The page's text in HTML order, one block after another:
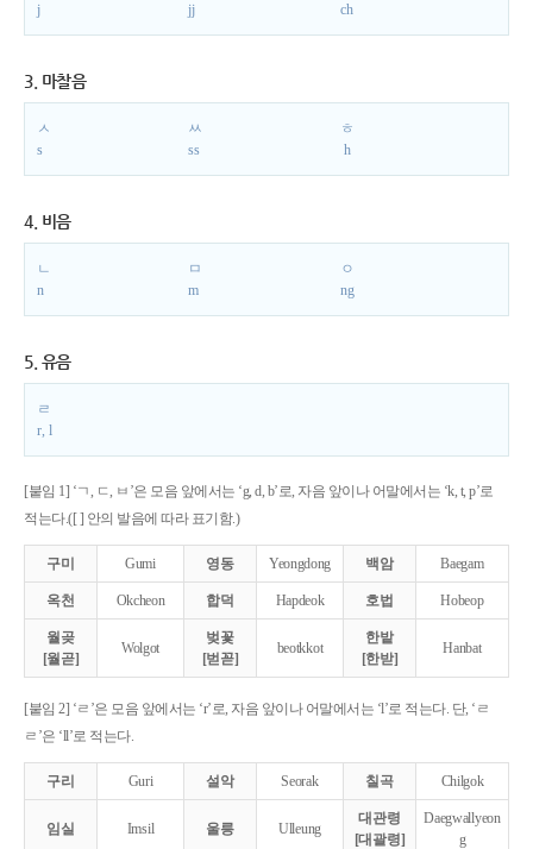
j
jj
ch
3. 마찰음
ㅅ
s
ㅆ
ss
ㅎ
h
4. 비음
ㄴ
n
ㅁ
m
ㅇ
ng
5. 유음
ㄹ
r, l
[붙임 1] ‘ㄱ, ㄷ, ㅂ’은 모음 앞에서는 ‘g, d, b’로, 자음 앞이나 어말에서는 ‘k, t, p’로
적는다.([ ] 안의 발음에 따라 표기함.)
구미 Gumi 영동 Yeongdong 백암 Baegam
옥천 Okcheon 합덕 Hapdeok 호법 Hobeop
월곶
[월곧]
Wolgot
벚꽃
[벋꼳]
beotkkot
한밭
[한받]
Hanbat
[붙임 2] ‘ㄹ’은 모음 앞에서는 ‘r’로, 자음 앞이나 어말에서는 ‘l’로 적는다. 단, ‘ㄹ
ㄹ’은 ‘ll’로 적는다.
구리 Guri 설악 Seorak 칠곡 Chilgok
임실 Imsil 울릉 Ulleung
대관령
[대괄령]
Daegwallyeon
g